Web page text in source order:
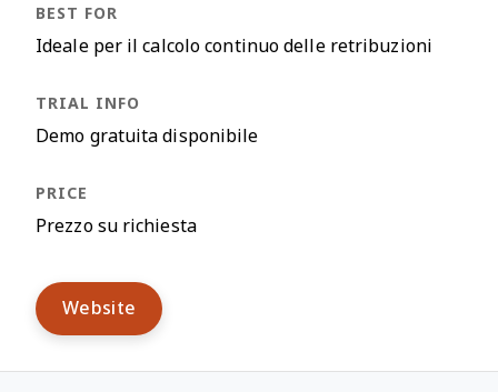
Ideale per il calcolo continuo delle retribuzioni
Demo gratuita disponibile
Prezzo su richiesta
Website